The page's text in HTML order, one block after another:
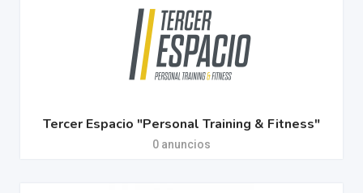
Tercer Espacio "Personal Training & Fitness"
0 anuncios